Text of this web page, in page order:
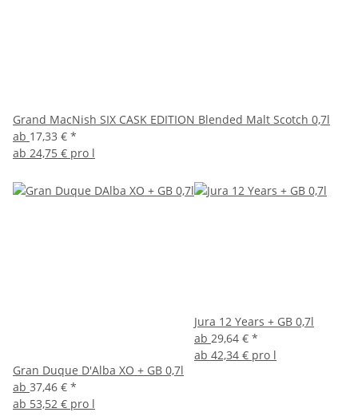
Grand MacNish SIX CASK EDITION Blended Malt Scotch 0,7l
ab 17,33 € *
ab 24,75 € pro l
Gran Duque D'Alba XO + GB 0,7l
ab 37,46 € *
ab 53,52 € pro l
Jura 12 Years + GB 0,7l
ab 29,64 € *
ab 42,34 € pro l